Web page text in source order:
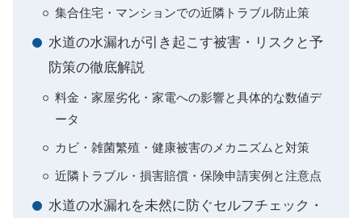
集合住宅・マンションでの近隣トラブル防止策
水道の水漏れが引き起こす被害・リスクと予
防策の徹底解説
料金・家屋劣化・家電への影響と具体的な数値デ
ータ
カビ・雑菌繁殖・健康被害のメカニズムと対策
近隣トラブル・損害賠償・保険申請実例と注意点
水道の水漏れを未然に防ぐセルフチェック・